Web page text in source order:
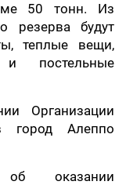
50 тонн. Из
резерва будут
теплые вещи,
постельные
Организации
город Алеппо
об оказании